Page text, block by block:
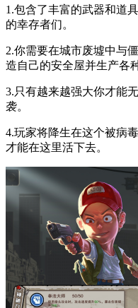
1.包含了丰富的武器和道
的幸存者们。
2.你需要在城市废墟中与
造自己的安全屋并生产各
3.只有越来越强大你才能
袭。
4.玩家将降生在这个被病
才能在这里活下去。